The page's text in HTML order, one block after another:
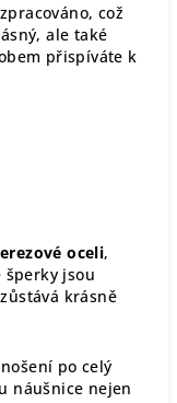
což
ale také
přispíváte k
oceli,
jsou
krásně
po celý
náušnice nejen